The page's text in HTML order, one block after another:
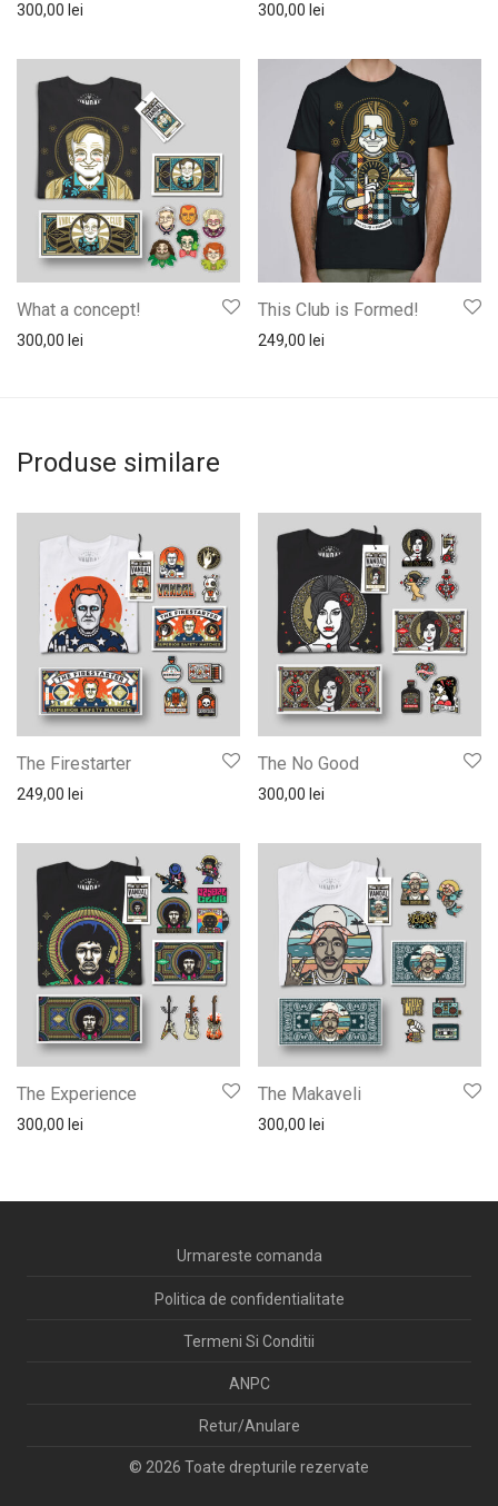
300,00 lei 300,00 lei
What a concept!
300,00 lei
This Club is Formed!
249,00 lei
Produse similare
The Firestarter
249,00 lei
The No Good
300,00 lei
The Experience
300,00 lei
The Makaveli
300,00 lei
Urmareste comanda
Politica de confidentialitate
Termeni Si Conditii
ANPC
Retur/Anulare
© 2026 Toate drepturile rezervate